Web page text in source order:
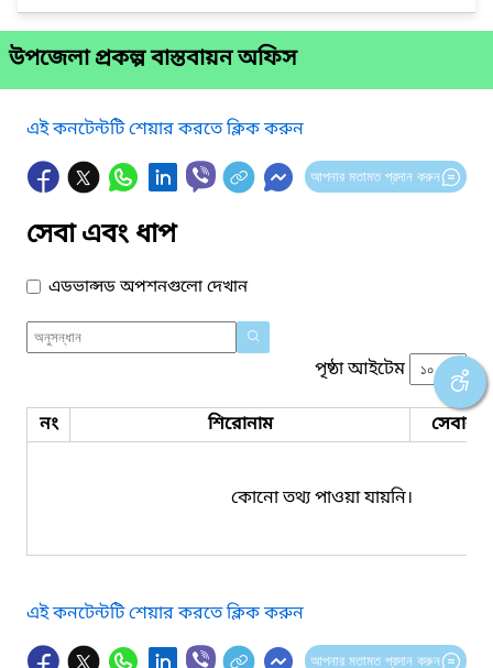
উপজেলা প্রকল্প বাস্তবায়ন অফিস
এই কনটেন্টটি শেয়ার করতে ক্লিক করুন
আপনার মতামত প্রদান করুন
সেবা এবং ধাপ
এডভান্সড অপশনগুলো দেখান
পৃষ্ঠা আইটেম
নং শিরোনাম সেবার
কোনো তথ্য পাওয়া যায়নি।
এই কনটেন্টটি শেয়ার করতে ক্লিক করুন
আপনার মতামত প্রদান করুন